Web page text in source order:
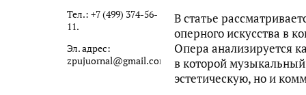
Тел.: +7 (499) 374-56-
11.
Эл. адрес:
zpujuornal@gmail.com
В статье
оперного искусства в
Опера анализируется
в которой
эстетическую, но и